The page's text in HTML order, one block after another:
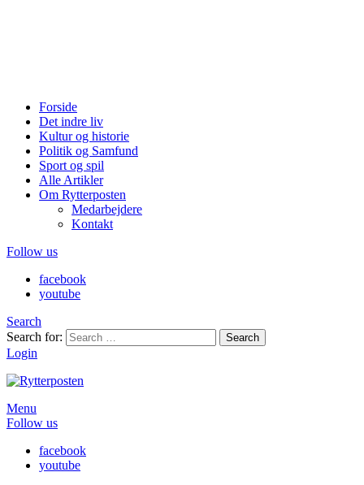
Forside
Det indre liv
Kultur og historie
Politik og Samfund
Sport og spil
Alle Artikler
Om Rytterposten
Medarbejdere
Kontakt
Follow us
facebook
youtube
Search
Search for:
Search
Login
Menu
Follow us
facebook
youtube